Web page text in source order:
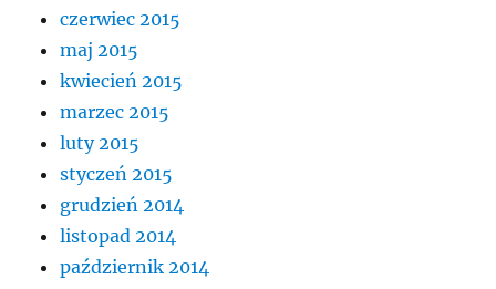
czerwiec 2015
maj 2015
kwiecień 2015
marzec 2015
luty 2015
styczeń 2015
grudzień 2014
listopad 2014
październik 2014